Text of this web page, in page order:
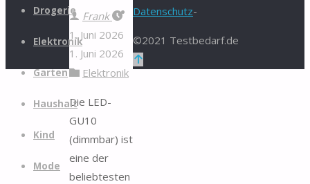
springenDrogerie
Elektronik
Garten
Haushalt
Kind
Mode
Frank
1. Juni 2026
1. Juni 2026
Elektronik
Die LED-
GU10
(dimmbar) ist
eine der
beliebtesten
Datenschutz-
©2021 Testbedarf.de
Zurück